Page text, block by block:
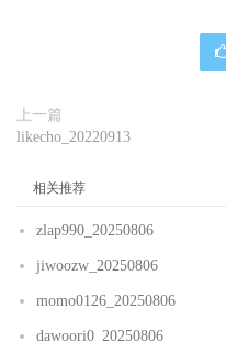
上一篇
likecho_20220913
相关推荐
zlap990_20250806
jiwoozw_20250806
momo0126_20250806
dawoori0_20250806